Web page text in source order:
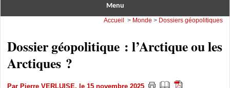
Menu
Accueil > Monde > Dossiers géopolitiques
Dossier géopolitique : l’Arctique ou les
Arctiques ?
Par Pierre VERLUISE, le 15 novembre 2025